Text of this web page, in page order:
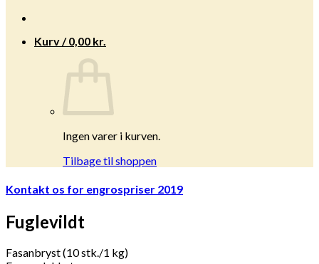
Kurv /0,00 kr.
Ingen varer i kurven.
Tilbage til shoppen
Kontakt os for engrospriser 2019
Fuglevildt
Fasanbryst (10 stk./1 kg)